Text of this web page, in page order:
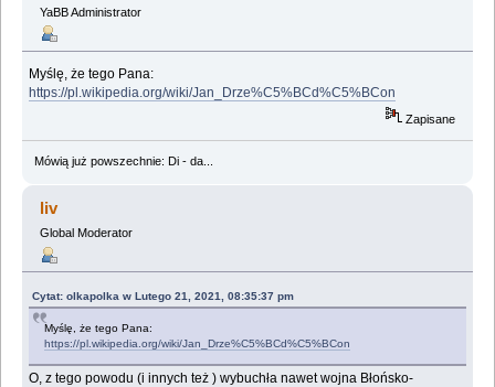
YaBB Administrator
Myślę, że tego Pana:
https://pl.wikipedia.org/wiki/Jan_Drze%C5%BCd%C5%BCon
Zapisane
Mówią już powszechnie: Di - da...
liv
Global Moderator
Cytat: olkapolka w Lutego 21, 2021, 08:35:37 pm
Myślę, że tego Pana:
https://pl.wikipedia.org/wiki/Jan_Drze%C5%BCd%C5%BCon
O, z tego powodu (i innych też ) wybuchła nawet wojna Błońsko-